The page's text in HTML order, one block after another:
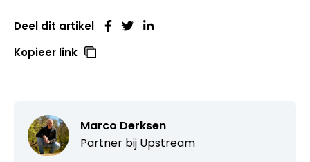
Deel dit artikel
Kopieer link
Marco Derksen
Partner bij Upstream